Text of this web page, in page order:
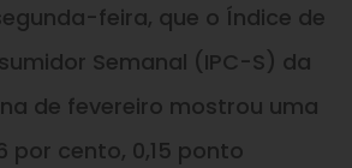
feira, que o Índice de
Semanal (IPC-S) da
de fevereiro mostrou uma
por cento, 0,15 ponto